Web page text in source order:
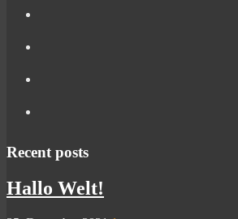
Recent posts
Hallo Welt!